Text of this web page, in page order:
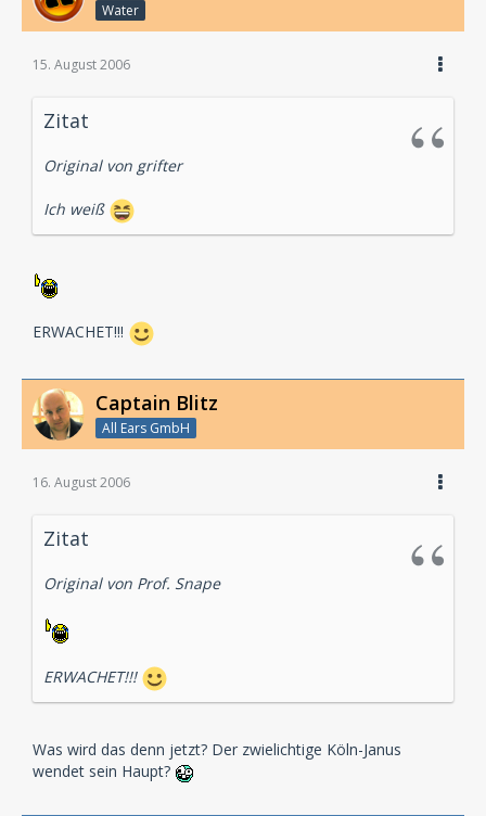
Water
15. August 2006
Zitat
Original von grifter
Ich weiß
ERWACHET!!!
Captain Blitz
All Ears GmbH
16. August 2006
Zitat
Original von Prof. Snape
ERWACHET!!!
Was wird das denn jetzt? Der zwielichtige Köln-Janus
wendet sein Haupt?